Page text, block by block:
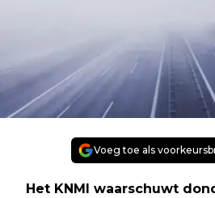
Voeg toe als
Het KNMI waarschuwt